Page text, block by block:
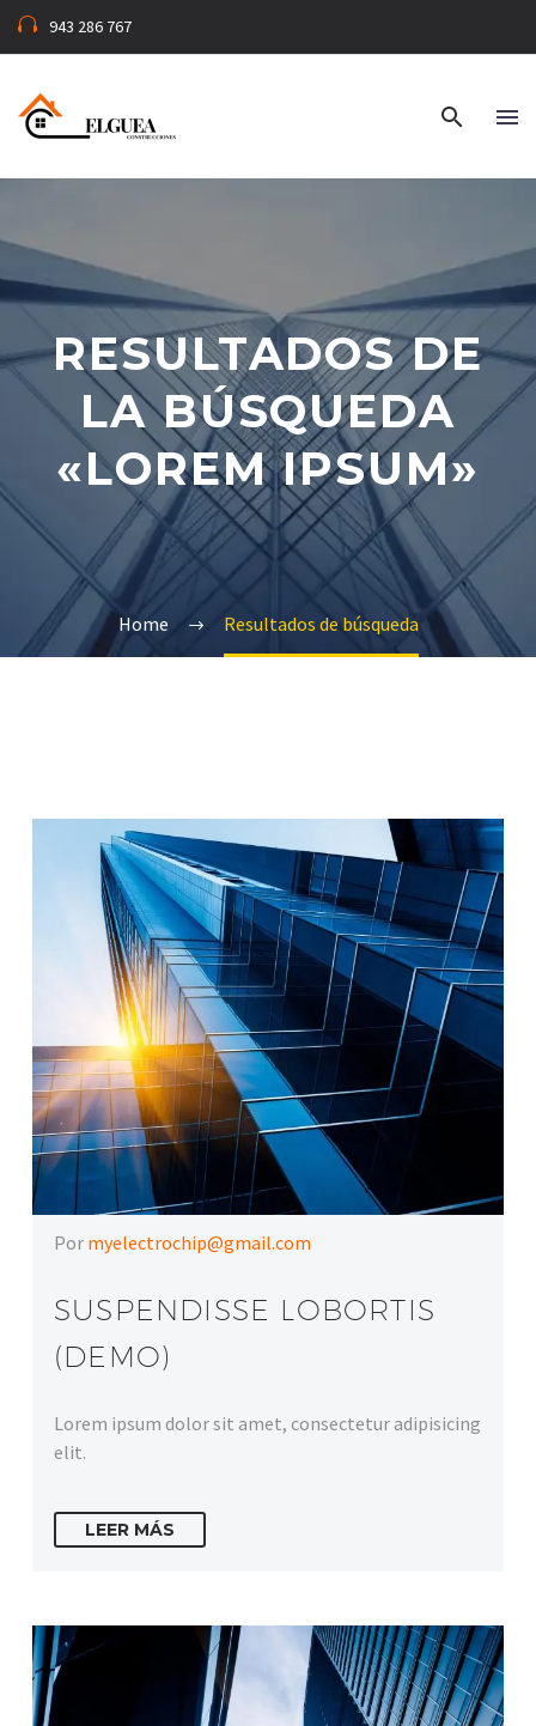
943 286 767
RESULTADOS DE
LA BÚSQUEDA
«LOREM IPSUM»
Home Resultados de búsqueda
Por myelectrochip@gmail.com
SUSPENDISSE LOBORTIS
(DEMO)
Lorem ipsum dolor sit amet, consectetur adipisicing
elit.
LEER MÁS